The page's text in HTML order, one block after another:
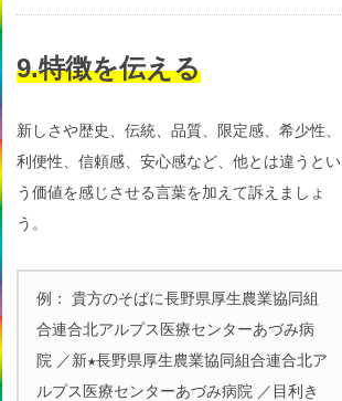
9.特徴を伝える
新しさや歴史、伝統、品質、限定感、希少性、
利便性、信頼感、安心感など、他とは違うとい
う価値を感じさせる言葉を加えて訴えましょ
う。
例： 貴方のそばに長野県厚生農業協同組
合連合北アルプス医療センターあづみ病
院 ／新★長野県厚生農業協同組合連合北ア
ルプス医療センターあづみ病院 ／目利き